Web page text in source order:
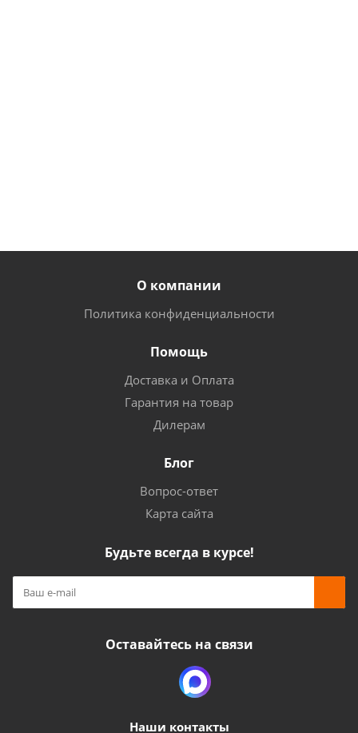
О компании
Политика конфиденциальности
Помощь
Доставка и Оплата
Гарантия на товар
Дилерам
Блог
Вопрос-ответ
Карта сайта
Будьте всегда в курсе!
Оставайтесь на связи
Наши контакты